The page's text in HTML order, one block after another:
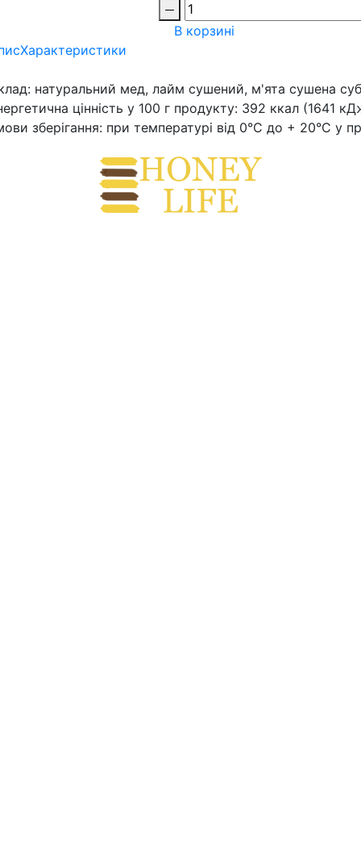
В корзині
Характеристики
натуральний мед, лайм сушений, м'ята сушена
цінність у 100 г продукту: 392 ккал (1641
зберігання: при температурі від 0°C до + 20°C у